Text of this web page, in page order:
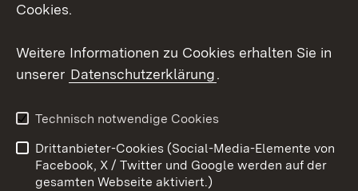
Youtube
Kontakt
Datenschutz
Barrierefreiheit
Impressum Cookies
Cookies.
Weitere Informationen zu Cookies erhalten Sie in
unserer Datenschutzerklärung.
Technisch notwendige Cookies
Drittanbieter-Cookies (Social-Media-Elemente von
Facebook, X / Twitter und Google werden auf der
gesamten Webseite aktiviert.)